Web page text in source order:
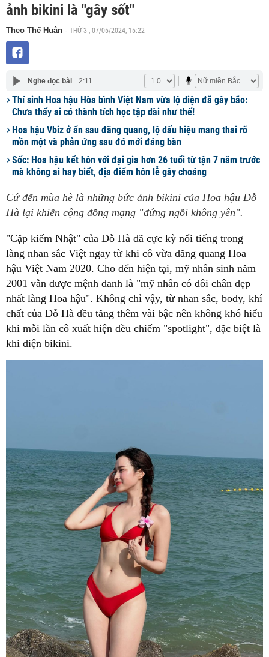
ảnh bikini là "gây sốt"
Theo Thế Huân - THỨ 3 , 07/05/2024, 15:22
Nghe đọc bài 2:11
Thí sinh Hoa hậu Hòa bình Việt Nam vừa lộ diện đã gây bão:
Chưa thấy ai có thành tích học tập dài như thế!
Hoa hậu Vbiz ở ẩn sau đăng quang, lộ dấu hiệu mang thai rõ
mồn một và phản ứng sau đó mới đáng bàn
Sốc: Hoa hậu kết hôn với đại gia hơn 26 tuổi từ tận 7 năm trước
mà không ai hay biết, địa điểm hôn lễ gây choáng
Cứ đến mùa hè là những bức ảnh bikini của Hoa hậu Đỗ
Hà lại khiến cộng đồng mạng "đứng ngồi không yên".
"Cặp kiếm Nhật" của Đỗ Hà đã cực kỳ nổi tiếng trong
làng nhan sắc Việt ngay từ khi cô vừa đăng quang Hoa
hậu Việt Nam 2020. Cho đến hiện tại, mỹ nhân sinh năm
2001 vẫn được mệnh danh là "mỹ nhân có đôi chân đẹp
nhất làng Hoa hậu". Không chỉ vậy, từ nhan sắc, body, khí
chất của Đỗ Hà đều tăng thêm vài bậc nên không khó hiểu
khi mỗi lần cô xuất hiện đều chiếm "spotlight", đặc biệt là
khi diện bikini.